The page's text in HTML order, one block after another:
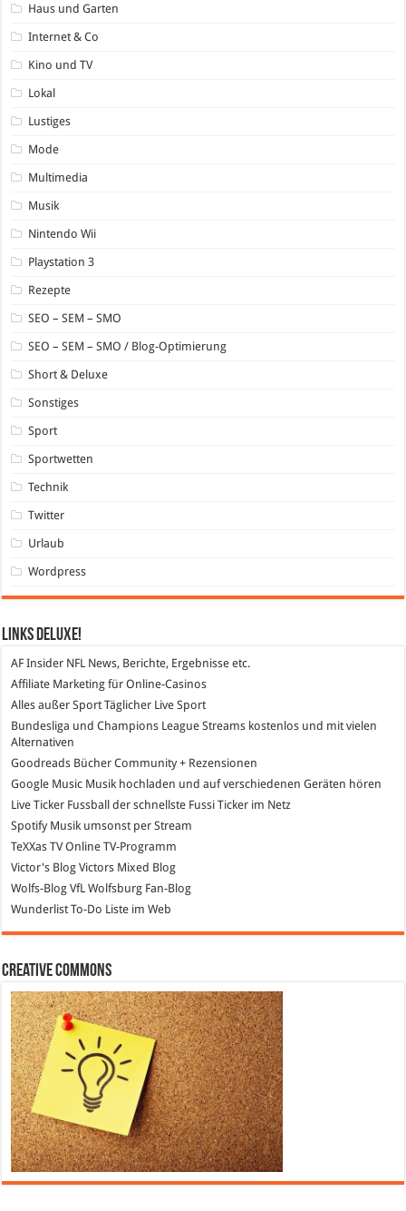
Haus und Garten
Internet & Co
Kino und TV
Lokal
Lustiges
Mode
Multimedia
Musik
Nintendo Wii
Playstation 3
Rezepte
SEO – SEM – SMO
SEO – SEM – SMO / Blog-Optimierung
Short & Deluxe
Sonstiges
Sport
Sportwetten
Technik
Twitter
Urlaub
Wordpress
Links DeLuXe!
AF Insider NFL News, Berichte, Ergebnisse etc.
Affiliate Marketing für Online-Casinos
Alles außer Sport Täglicher Live Sport
Bundesliga und Champions League Streams kostenlos und mit vielen
Alternativen
Goodreads Bücher Community + Rezensionen
Google Music Musik hochladen und auf verschiedenen Geräten hören
Live Ticker Fussball der schnellste Fussi Ticker im Netz
SpotifyMusik umsonst per Stream
TeXXas TVOnline TV-Programm
Victor's Blog Victors Mixed Blog
Wolfs-Blog VfL Wolfsburg Fan-Blog
Wunderlist To-Do Liste im Web
Creative Commons